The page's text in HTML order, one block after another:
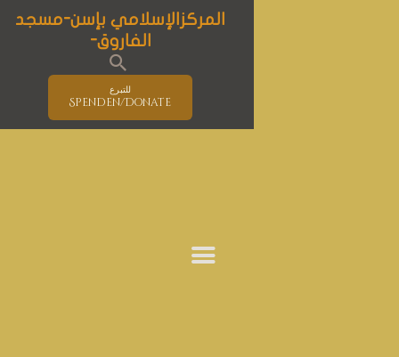
المركزالإسلامي بإسن-مسجد
الفاروق-
للتبرع
Spenden/Donate